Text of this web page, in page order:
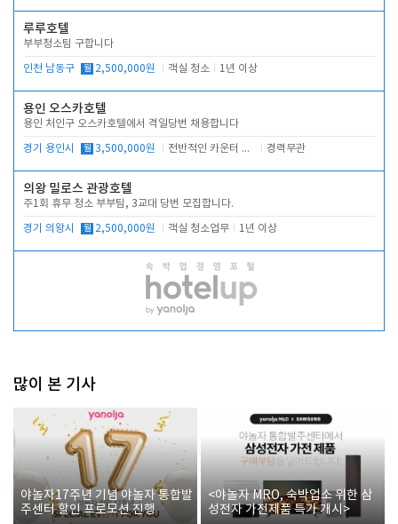
루루호텔
부부청소팀 구합니다
인천 남동구 월 2,500,000원 객실 청소 1년 이상
용인 오스카호텔
용인 처인구 오스카호텔에서 격일당번 채용합니다
경기 용인시 월 3,500,000원 전반적인 카운터 업무 경력무관
의왕 밀로스 관광호텔
주1회 휴무 청소 부부팀, 3교대 당번 모집합니다.
경기 의왕시 월 2,500,000원 객실 청소업무 1년 이상
많이 본 기사
야놀자17주년 기념 야놀자 통합발
주센터 할인 프로모션 진행
<야놀자 MRO, 숙박업소 위한 삼
성전자 가전제품 특가 개시>